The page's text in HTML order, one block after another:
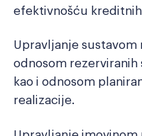
efektivnošću
Upravljanje sustavom
odnosom rezerviranih
kao i odnosom
realizacije.